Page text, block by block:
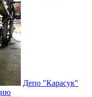
Депо "Карасук"